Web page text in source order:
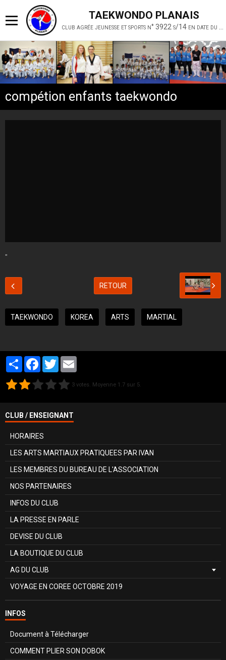
TAEKWONDO PLANAIS
compétion enfants taekwondo
"
RETOUR
TAEKWONDO KOREA ARTS MARTIAL
PartagerFacebook
Twitter
3 votes. Moyenne 1.7 sur 5.
CLUB / ENSEIGNANT
HORAIRES
LES ARTS MARTIAUX PRATIQUEES PAR IVAN
LES MEMBRES DU BUREAU DE L'ASSOCIATION
NOS PARTENAIRES
INFOS DU CLUB
LA PRESSE EN PARLE
DEVISE DU CLUB
LA BOUTIQUE DU CLUB
AG DU CLUB
VOYAGE EN COREE OCTOBRE 2019
INFOS
Document à Télécharger
COMMENT PLIER SON DOBOK